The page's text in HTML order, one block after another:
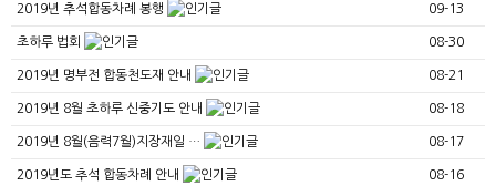
2019년 추석합동차례 봉행 09-13
초하루 법회 08-30
2019년 명부전 합동천도재 안내 08-21
2019년 8월 초하루 신중기도 안내 08-18
2019년 8월(음력7월)지장재일 … 08-17
2019년도 추석 합동차례 안내 08-16